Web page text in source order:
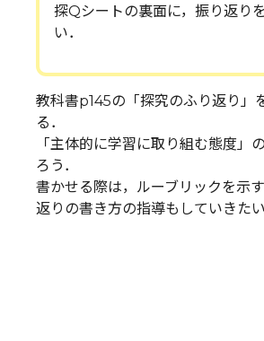
探Qシートの裏面に，振り返り
い．
教科書p145の「探究のふり返り」
る．
「主体的に学習に取り組む態度」
ろう．
書かせる際は，ルーブリックを示
返りの書き方の指導もしていきたい